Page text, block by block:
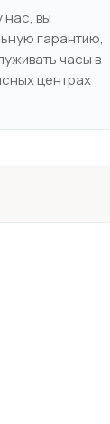
нас, вы
гарантию,
часы в
центрах